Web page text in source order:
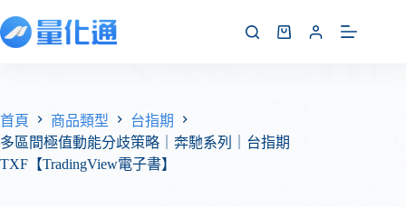
首頁 商品類型
台指期
多區間極值動能分歧策略｜奔馳系列｜台指期
TXF【TradingView電子書】